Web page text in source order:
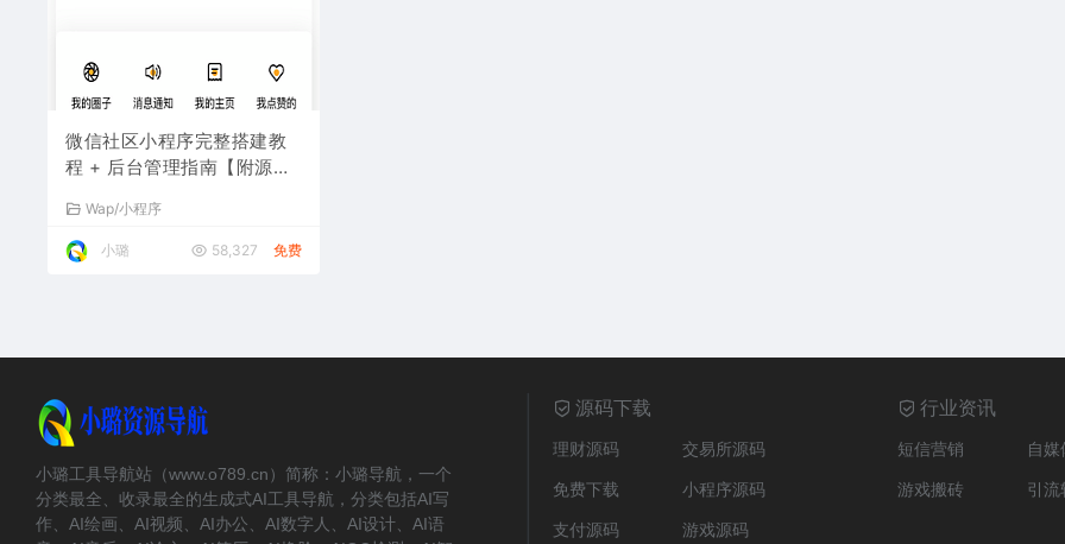
微信社区小程序完整搭建教
程 + 后台管理指南【附源码
Wap/小程序
小璐 58,327 免费
小璐工具导航站（www.o789.cn）简称：小璐导航，一个
分类最全、收录最全的生成式AI工具导航，分类包括AI写
作、AI绘画、AI视频、AI办公、AI数字人、AI设计、AI语
源码下载
理财源码
交易所源码
免费下载
小程序源码
支付源码
游戏源码
行业资讯
短信营销
自
游戏搬砖
引流